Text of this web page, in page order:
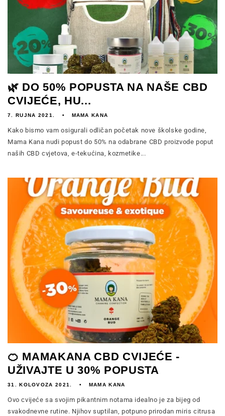
🌿 DO 50% POPUSTA NA NAŠE CBD
CVIJEĆE, HU...
7. RUJNA 2021. MAMA KANA
Kako bismo vam osigurali odličan početak nove školske godine,
Mama Kana nudi popust do 50% na odabrane CBD proizvode poput
naših CBD cvjetova, e-tekućina, kozmetike...
🍊 MAMAKANA CBD CVIJEĆE -
UŽIVAJTE U 30% POPUSTA
31. KOLOVOZA 2021. MAMA KANA
Ovo cvijeće sa svojim pikantnim notama idealno je za bijeg od
svakodnevne rutine. Njihov suptilan, potpuno prirodan miris citrusa